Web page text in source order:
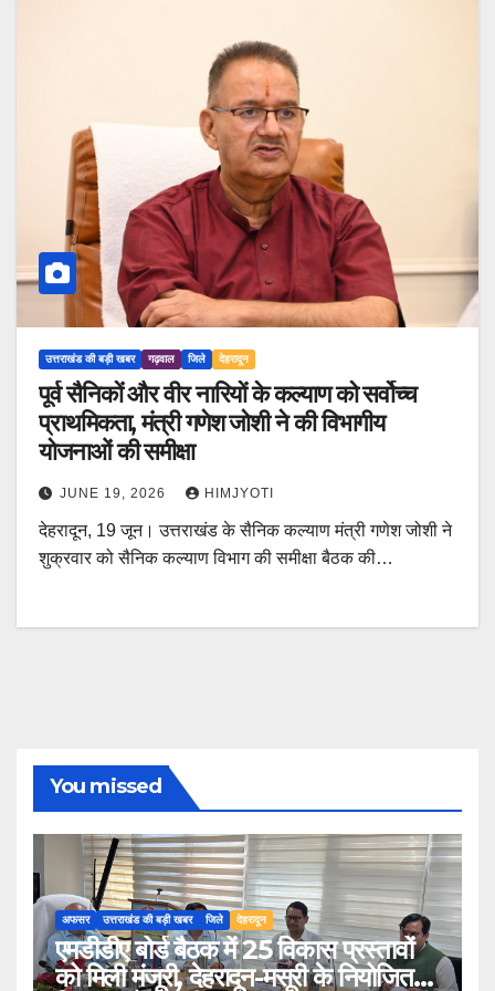
उत्तराखंड की बड़ी खबर गढ़वाल जिले देहरादून
पूर्व सैनिकों और वीर नारियों के कल्याण को सर्वोच्च
प्राथमिकता, मंत्री गणेश जोशी ने की विभागीय
योजनाओं की समीक्षा
JUNE 19, 2026 HIMJYOTI
देहरादून, 19 जून। उत्तराखंड के सैनिक कल्याण मंत्री गणेश जोशी ने
शुक्रवार को सैनिक कल्याण विभाग की समीक्षा बैठक की…
You missed
अफसर उत्तराखंड की बड़ी खबर जिले देहरादून
एमडीडीए बोर्ड बैठक में 25 विकास प्रस्तावों
को मिली मंजूरी, देहरादून-मसूरी के नियोजित